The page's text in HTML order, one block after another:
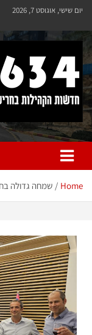
יום שישי, אוגוסט 7, 2026
חריש 634
חדשות הקהילות בחריש
Home שמחה גדולה